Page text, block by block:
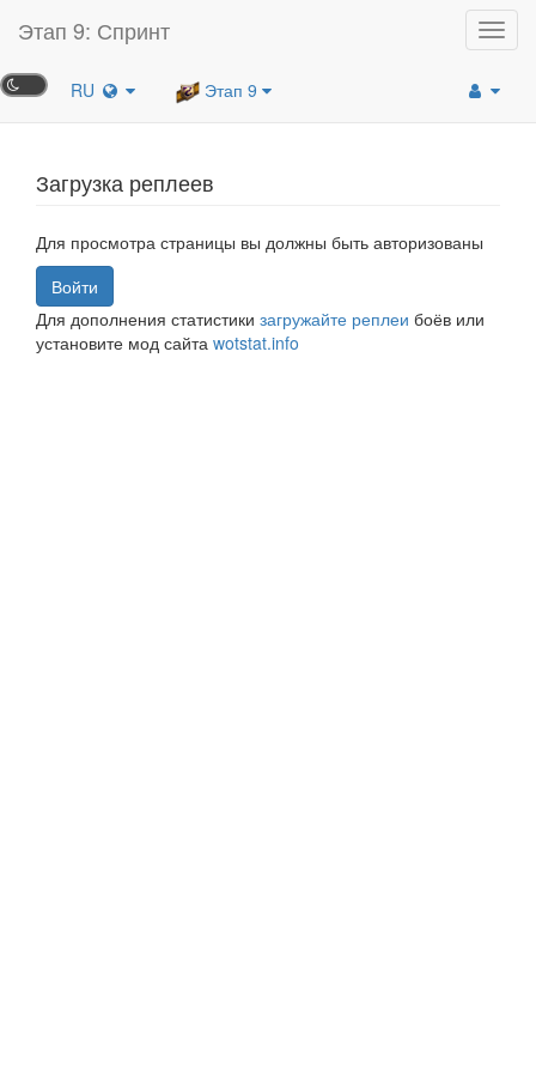
Этап 9: Спринт
RU Этап 9
Загрузка реплеев
Для просмотра страницы вы должны быть авторизованы
Войти
Для дополнения статистики загружайте реплеи боёв или
установите мод сайта wotstat.info